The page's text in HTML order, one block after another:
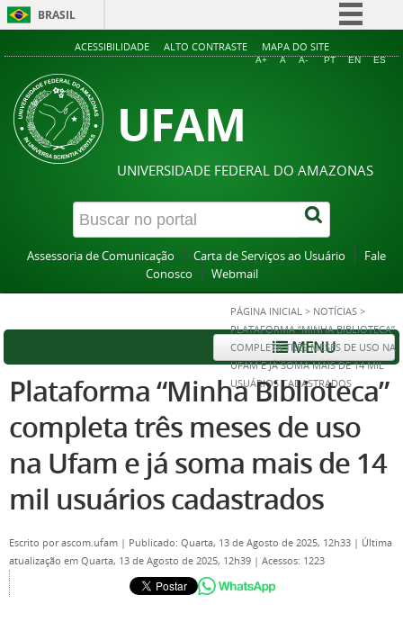
BRASIL
Simplifique!
Acesso à informação
ACESSIBILIDADE ALTO CONTRASTE MAPA DO SITE
A+ A A- PT EN ES
UFAM
UNIVERSIDADE FEDERAL DO AMAZONAS
Assessoria de Comunicação Carta de Serviços ao Usuário
Fale
Conosco
Webmail
PÁGINA INICIAL > NOTÍCIAS >
PLATAFORMA “MINHA BIBLIOTECA”
COMPLETA TRÊS MESES DE USO NA
UFAM E JÁ SOMA MAIS DE 14 MIL
USUÁRIOS CADASTRADOS
MENU
Plataforma “Minha Biblioteca”
completa três meses de uso
na Ufam e já soma mais de 14
mil usuários cadastrados
Escrito porascom.ufam | Publicado: Quarta, 13 de Agosto de 2025, 12h33 | Última
atualização em Quarta, 13 de Agosto de 2025, 12h39 | Acessos: 1223